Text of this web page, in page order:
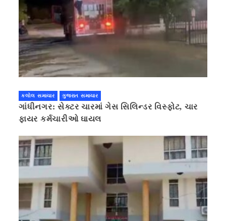
કલોલ સમાચાર ગુજરાત સમાચાર
ગાંધીનગર: સેક્ટર ચારમાં ગેસ સિલિન્ડર વિસ્ફોટ, ચાર
ફાયર કર્મચારીઓ ઘાયલ